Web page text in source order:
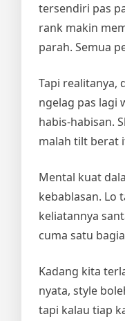
tersendiri pas
rank makin
parah. Semua
Tapi realitanya,
ngelag pas lagi
habis-habisan.
malah tilt berat
Mental kuat
kebablasan. Lo
keliatannya
cuma satu
Kadang kita
nyata, style
tapi kalau tiap